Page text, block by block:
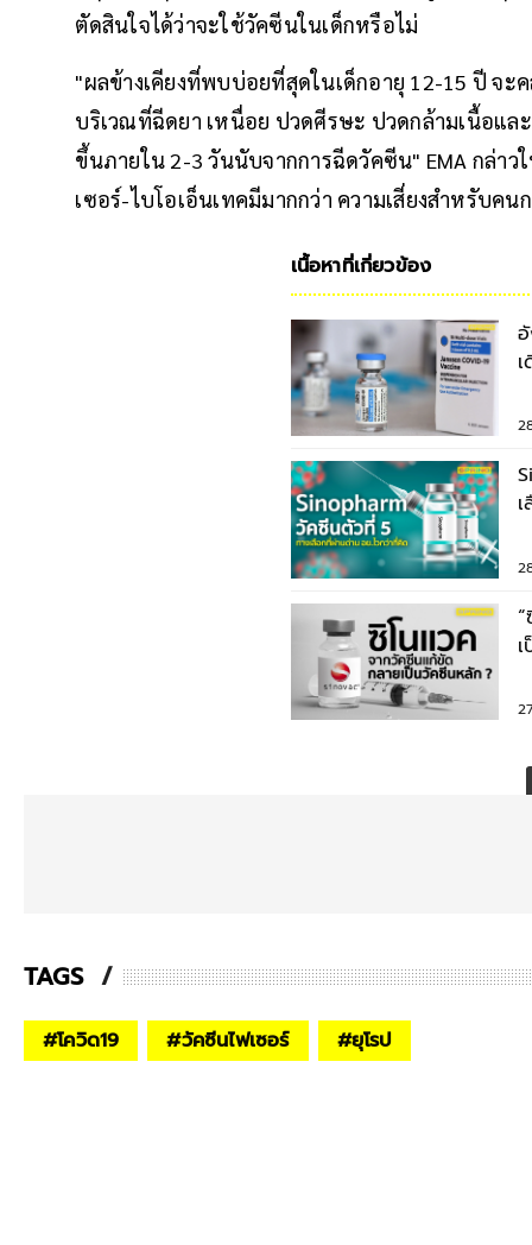
ตัดสินใจได้ว่าจะใช้วัคซีนในเด็กหรือไม่
"ผลข้างเคียงที่พบบ่อยที่สุดในเด็กอายุ 12-15 ปี จะ
บริเวณที่ฉีดยา เหนื่อย ปวดศีรษะ ปวดกล้ามเนื้อแ
ขึ้นภายใน 2-3 วันนับจากการฉีดวัคซีน" EMA กล่า
เซอร์-ไบโอเอ็นเทคมีมากกว่า ความเสี่ยงสำหรับคน
เนื้อหาที่เกี่ยวข้อง
TAGS
#โควิด19 #วัคซีนไฟเซอร์ #ยุโรป